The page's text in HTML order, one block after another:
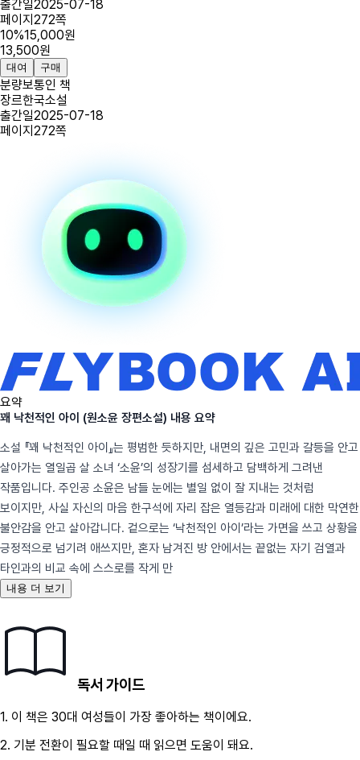
출간일2025-07-18
페이지272쪽
10%15,000원
13,500원
대여 구매
분량보통인 책
장르한국소설
출간일2025-07-18
페이지272쪽
요약
꽤 낙천적인 아이 (원소윤 장편소설) 내용 요약
소설 『꽤 낙천적인 아이』는 평범한 듯하지만, 내면의 깊은 고민과 갈등을 안고
살아가는 열일곱 살 소녀 ‘소윤’의 성장기를 섬세하고 담백하게 그려낸
작품입니다. 주인공 소윤은 남들 눈에는 별일 없이 잘 지내는 것처럼
보이지만, 사실 자신의 마음 한구석에 자리 잡은 열등감과 미래에 대한 막연한
불안감을 안고 살아갑니다. 겉으로는 ‘낙천적인 아이’라는 가면을 쓰고 상황을
긍정적으로 넘기려 애쓰지만, 혼자 남겨진 방 안에서는 끝없는 자기 검열과
타인과의 비교 속에 스스로를 작게 만
내용 더 보기
독서 가이드
1. 이 책은 30대 여성들이 가장 좋아하는 책이에요.
2. 기분 전환이 필요할 때일 때 읽으면 도움이 돼요.